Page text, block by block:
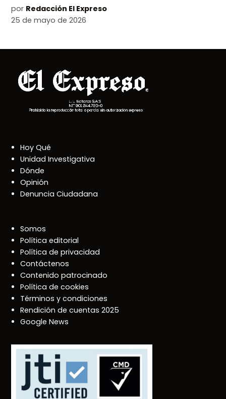
por Redacción El Expreso
25 de mayo de 2026
Hoy Qué
Unidad Investigativa
Dónde
Opinión
Denuncia Ciudadana
Somos
Política editorial
Política de privacidad
Contáctenos
Contenido patrocinado
Política de cookies
Términos y condiciones
Rendición de cuentas 2025
Google News